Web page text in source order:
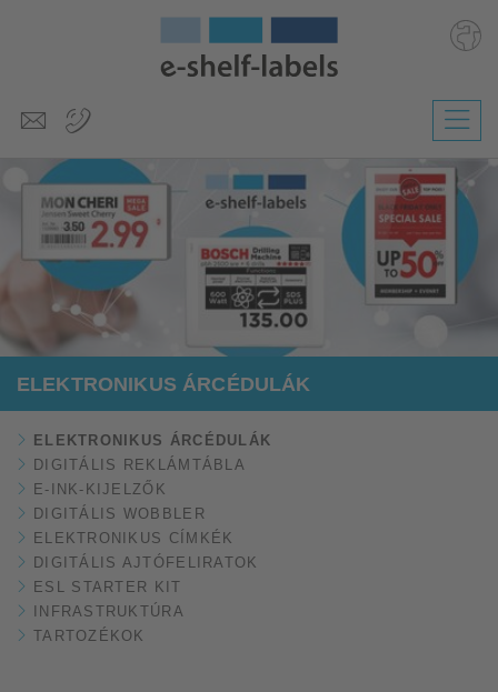
Polski Česky
Slovenščina
Nederlands
ELEKTRONIKUS ÁRCÉDULÁK
ELEKTRONIKUS ÁRCÉDULÁK
DIGITÁLIS REKLÁMTÁBLA
E-INK-KIJELZŐK
DIGITÁLIS WOBBLER
ELEKTRONIKUS CÍMKÉK
DIGITÁLIS AJTÓFELIRATOK
ESL STARTER KIT
INFRASTRUKTÚRA
TARTOZÉKOK